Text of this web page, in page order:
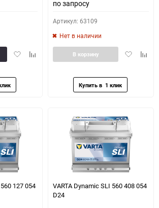
ДобавитьДобавить
по запросу
Артикул: 63109
Нет в наличии
Добавить
В корзину
127 054
VARTA Dynamic SLI 560 408 054
D24